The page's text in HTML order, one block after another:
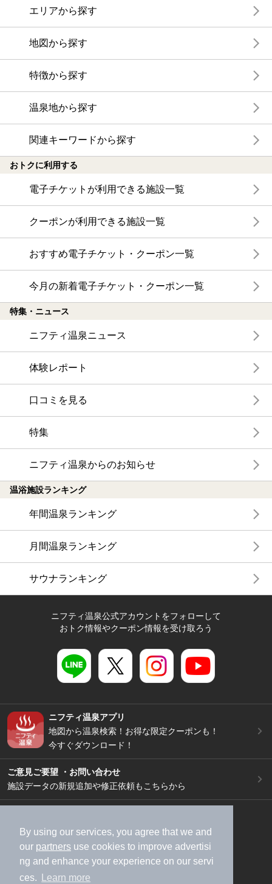
By using our services, you agree that we and
our partners use cookies to improve advertisi
ng and enhance your experience on our servi
ces.
Learn more
エリアから探す
地図から探す
特徴から探す
温泉地から探す
関連キーワードから探す
おトクに利用する
電子チケットが利用できる施設一覧
クーポンが利用できる施設一覧
おすすめ電子チケット・クーポン一覧
今月の新着電子チケット・クーポン一覧
特集・ニュース
ニフティ温泉ニュース
体験レポート
口コミを見る
特集
ニフティ温泉からのお知らせ
温浴施設ランキング
年間温泉ランキング
月間温泉ランキング
サウナランキング
ニフティ温泉公式アカウントをフォローして
おトク情報やクーポン情報を受け取ろう
ニフティ温泉アプリ
地図から温泉検索！お得な限定クーポンも！
今すぐダウンロード！
ご意見ご要望 ・お問い合わせ
施設データの新規追加や修正依頼もこちらから
加盟店募集（資料請求）
広告出稿のご案内
利用規約
ライフスタイルMEMBERS+規約
特定商取引法に基づく表記
ヘルプ
採用情報
運営会社